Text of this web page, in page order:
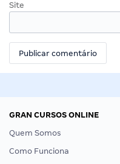
Site
GRAN CURSOS ONLINE
Quem Somos
Como Funciona